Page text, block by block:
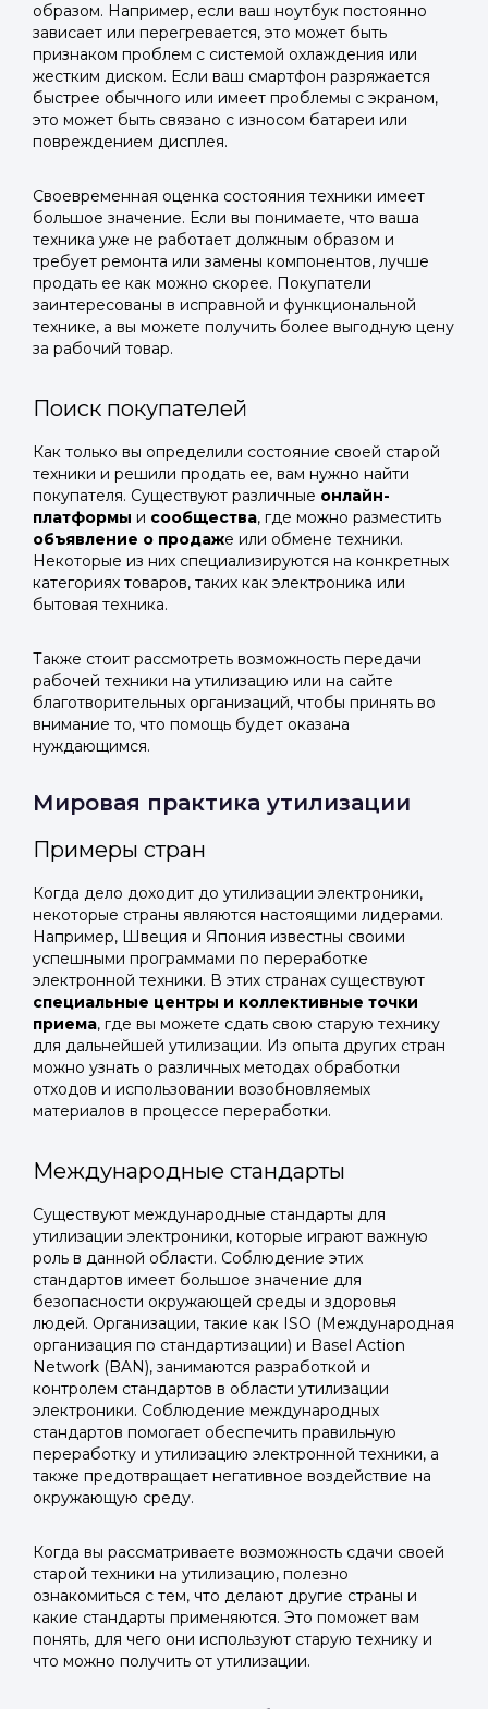
образом. Например, если ваш ноутбук постоянно
зависает или перегревается, это может быть
признаком проблем с системой охлаждения или
жестким диском. Если ваш смартфон разряжается
быстрее обычного или имеет проблемы с экраном,
это может быть связано с износом батареи или
повреждением дисплея.
Своевременная оценка состояния техники имеет
большое значение. Если вы понимаете, что ваша
техника уже не работает должным образом и
требует ремонта или замены компонентов, лучше
продать ее как можно скорее. Покупатели
заинтересованы в исправной и функциональной
технике, а вы можете получить более выгодную цену
за рабочий товар.
Поиск покупателей
Как только вы определили состояние своей старой
техники и решили продать ее, вам нужно найти
покупателя. Существуют различные онлайн-
платформы и сообщества, где можно разместить
объявление о продаже или обмене техники.
Некоторые из них специализируются на конкретных
категориях товаров, таких как электроника или
бытовая техника.
Также стоит рассмотреть возможность передачи
рабочей техники на утилизацию или на сайте
благотворительных организаций, чтобы принять во
внимание то, что помощь будет оказана
нуждающимся.
Мировая практика утилизации
Примеры стран
Когда дело доходит до утилизации электроники,
некоторые страны являются настоящими лидерами.
Например, Швеция и Япония известны своими
успешными программами по переработке
электронной техники. В этих странах существуют
специальные центры и коллективные точки
приема, где вы можете сдать свою старую технику
для дальнейшей утилизации. Из опыта других стран
можно узнать о различных методах обработки
отходов и использовании возобновляемых
материалов в процессе переработки.
Международные стандарты
Существуют международные стандарты для
утилизации электроники, которые играют важную
роль в данной области. Соблюдение этих
стандартов имеет большое значение для
безопасности окружающей среды и здоровья
людей. Организации, такие как ISO (Международная
организация по стандартизации) и Basel Action
Network (BAN), занимаются разработкой и
контролем стандартов в области утилизации
электроники. Соблюдение международных
стандартов помогает обеспечить правильную
переработку и утилизацию электронной техники, а
также предотвращает негативное воздействие на
окружающую среду.
Когда вы рассматриваете возможность сдачи своей
старой техники на утилизацию, полезно
ознакомиться с тем, что делают другие страны и
какие стандарты применяются. Это поможет вам
понять, для чего они используют старую технику и
что можно получить от утилизации.